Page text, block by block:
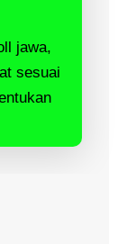
jawa,
sesuai